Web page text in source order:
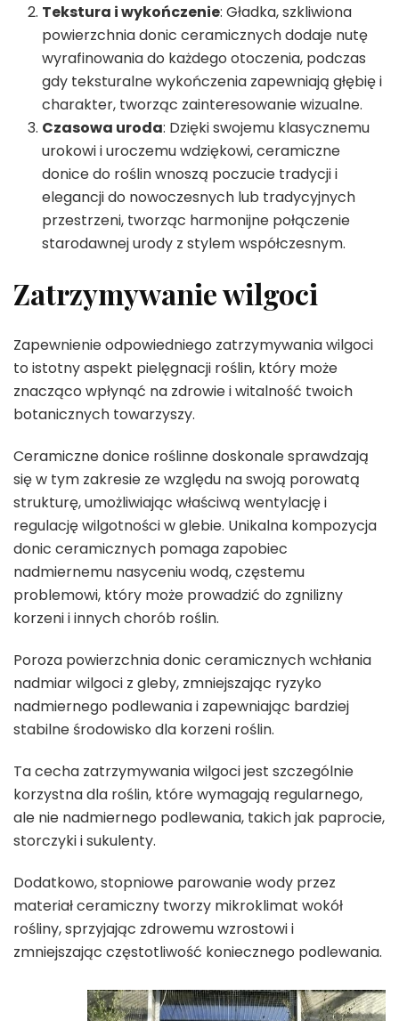
Tekstura i wykończenie: Gładka, szkliwiona
powierzchnia donic ceramicznych dodaje nutę
wyrafinowania do każdego otoczenia, podczas
gdy teksturalne wykończenia zapewniają głębię i
charakter, tworząc zainteresowanie wizualne.
Czasowa uroda: Dzięki swojemu klasycznemu
urokowi i uroczemu wdziękowi, ceramiczne
donice do roślin wnoszą poczucie tradycji i
elegancji do nowoczesnych lub tradycyjnych
przestrzeni, tworząc harmonijne połączenie
starodawnej urody z stylem współczesnym.
Zatrzymywanie wilgoci
Zapewnienie odpowiedniego zatrzymywania wilgoci
to istotny aspekt pielęgnacji roślin, który może
znacząco wpłynąć na zdrowie i witalność twoich
botanicznych towarzyszy.
Ceramiczne donice roślinne doskonale sprawdzają
się w tym zakresie ze względu na swoją porowatą
strukturę, umożliwiając właściwą wentylację i
regulację wilgotności w glebie. Unikalna kompozycja
donic ceramicznych pomaga zapobiec
nadmiernemu nasyceniu wodą, częstemu
problemowi, który może prowadzić do zgnilizny
korzeni i innych chorób roślin.
Poroza powierzchnia donic ceramicznych wchłania
nadmiar wilgoci z gleby, zmniejszając ryzyko
nadmiernego podlewania i zapewniając bardziej
stabilne środowisko dla korzeni roślin.
Ta cecha zatrzymywania wilgoci jest szczególnie
korzystna dla roślin, które wymagają regularnego,
ale nie nadmiernego podlewania, takich jak paprocie,
storczyki i sukulenty.
Dodatkowo, stopniowe parowanie wody przez
materiał ceramiczny tworzy mikroklimat wokół
rośliny, sprzyjając zdrowemu wzrostowi i
zmniejszając częstotliwość koniecznego podlewania.